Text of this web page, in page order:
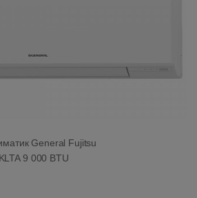
General Fujitsu
9 000 BTU